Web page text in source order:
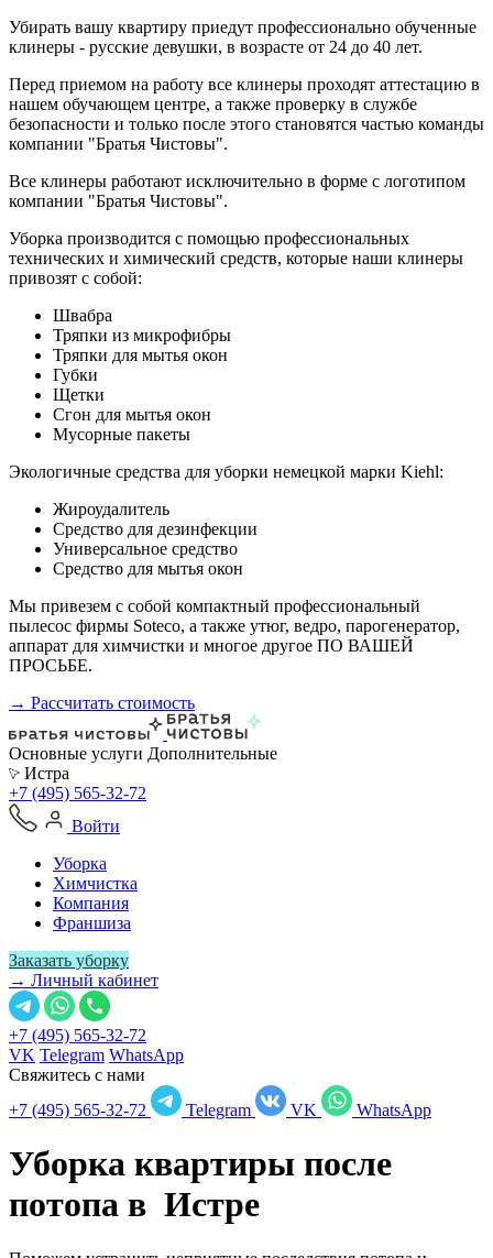
Убирать вашу квартиру приедут профессионально обученные
клинеры - русские девушки, в возрасте от 24 до 40 лет.
Перед приемом на работу все клинеры проходят аттестацию в
нашем обучающем центре, а также проверку в службе
безопасности и только после этого становятся частью команды
компании "Братья Чистовы".
Все клинеры работают исключительно в форме с логотипом
компании "Братья Чистовы".
Уборка производится с помощью профессиональных
технических и химический средств, которые наши клинеры
привозят с собой:
Швабра
Тряпки из микрофибры
Тряпки для мытья окон
Губки
Щетки
Сгон для мытья окон
Мусорные пакеты
Экологичные средства для уборки немецкой марки Kiehl:
Жироудалитель
Средство для дезинфекции
Универсальное средство
Средство для мытья окон
Мы привезем с собой компактный профессиональный
пылесос фирмы Soteco, а также утюг, ведро, парогенератор,
аппарат для химчистки и многое другое ПО ВАШЕЙ
ПРОСЬБЕ.
→ Рассчитать стоимость
Основные услуги Дополнительные
Истра
+7 (495) 565-32-72
Войти
Уборка
Химчистка
Компания
Франшиза
Заказать уборку
→ Личный кабинет
+7 (495) 565-32-72
VK Telegram WhatsApp
Свяжитесь с нами
+7 (495) 565-32-72
Telegram VK WhatsApp
Уборка квартиры после
потопа в Истре